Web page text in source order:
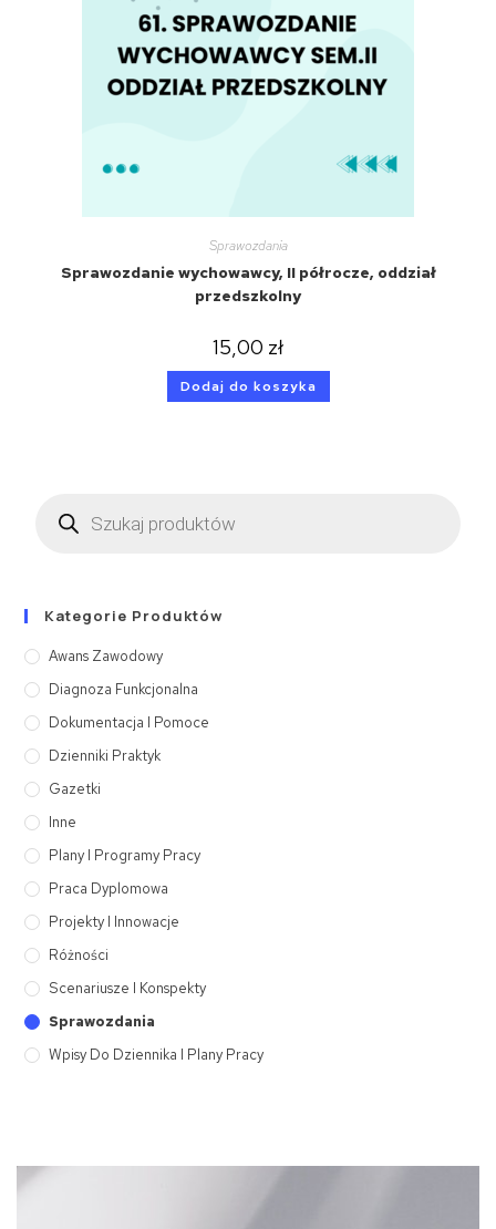
Sprawozdania
Sprawozdanie wychowawcy, II półrocze, oddział
przedszkolny
15,00 zł
Dodaj do koszyka
Kategorie Produktów
Awans Zawodowy
Diagnoza Funkcjonalna
Dokumentacja I Pomoce
Dzienniki Praktyk
Gazetki
Inne
Plany I Programy Pracy
Praca Dyplomowa
Projekty I Innowacje
Różności
Scenariusze I Konspekty
Sprawozdania
Wpisy Do Dziennika I Plany Pracy